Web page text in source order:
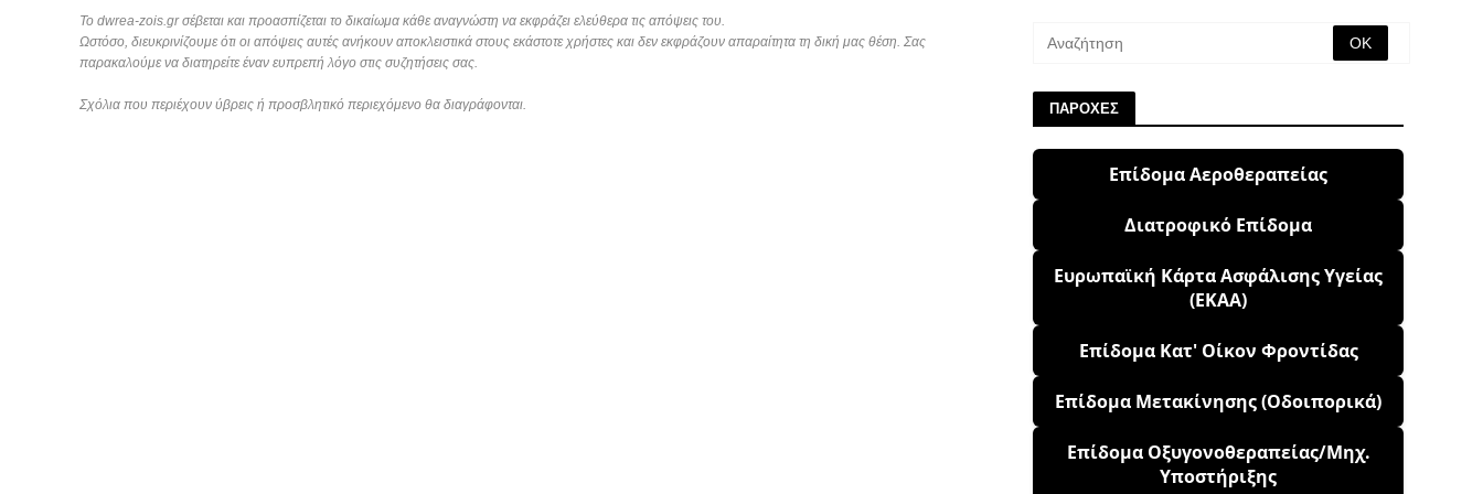
Το dwrea-zois.gr σέβεται και προασπίζεται το δικαίωμα κάθε αναγνώστη να εκφράζει ελεύθερα τις απόψεις του.
Ωστόσο, διευκρινίζουμε ότι οι απόψεις αυτές ανήκουν αποκλειστικά στους εκάστοτε χρήστες και δεν εκφράζουν απαραίτητα τη δική μας θέση. Σας
παρακαλούμε να διατηρείτε έναν ευπρεπή λόγο στις συζητήσεις σας.
Σχόλια που περιέχουν ύβρεις ή προσβλητικό περιεχόμενο θα διαγράφονται. ΠΑΡΟΧΕΣ
Επίδομα Αεροθεραπείας
Διατροφικό Επίδομα
Ευρωπαϊκή Κάρτα Ασφάλισης Υγείας
(ΕΚΑΑ)
Επίδομα Κατ' Οίκον Φροντίδας
Επίδομα Μετακίνησης (Οδοιπορικά)
Επίδομα Οξυγονοθεραπείας/Μηχ.
Υποστήριξης